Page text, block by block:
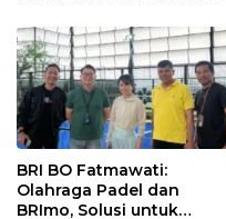
BRI BO Fatmawati:
Olahraga Padel dan
BRImo, Solusi untuk